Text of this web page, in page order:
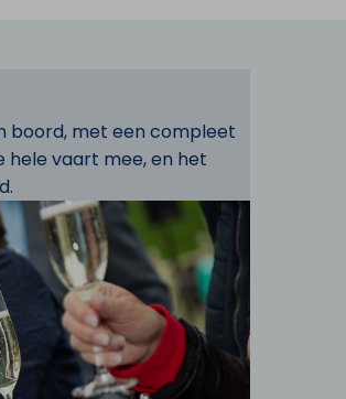
boord, met een compleet
hele vaart mee, en het